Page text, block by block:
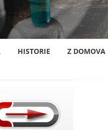
HISTORIE Z DOMOVA